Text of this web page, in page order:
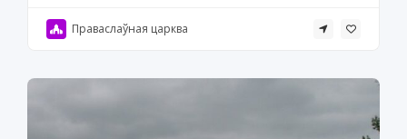
Праваслаўная царква